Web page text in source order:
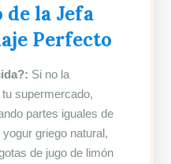
de la Jefa
Perfecto
Si no la
supermercado,
partes iguales de
griego natural,
de jugo de limón